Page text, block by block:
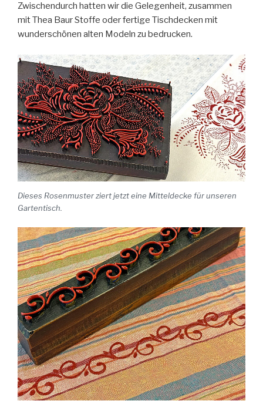
Zwischendurch hatten wir die Gelegenheit, zusammen
mit Thea Baur Stoffe oder fertige Tischdecken mit
wunderschönen alten Modeln zu bedrucken.
Dieses Rosenmuster ziert jetzt eine Mitteldecke für unseren
Gartentisch.